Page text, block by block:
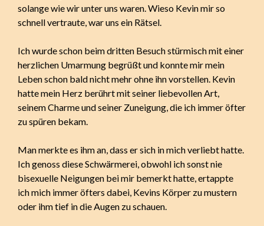
solange wie wir unter uns waren. Wieso Kevin mir so
schnell vertraute, war uns ein Rätsel.
Ich wurde schon beim dritten Besuch stürmisch mit einer
herzlichen Umarmung begrüßt und konnte mir mein
Leben schon bald nicht mehr ohne ihn vorstellen. Kevin
hatte mein Herz berührt mit seiner liebevollen Art,
seinem Charme und seiner Zuneigung, die ich immer öfter
zu spüren bekam.
Man merkte es ihm an, dass er sich in mich verliebt hatte.
Ich genoss diese Schwärmerei, obwohl ich sonst nie
bisexuelle Neigungen bei mir bemerkt hatte, ertappte
ich mich immer öfters dabei, Kevins Körper zu mustern
oder ihm tief in die Augen zu schauen.